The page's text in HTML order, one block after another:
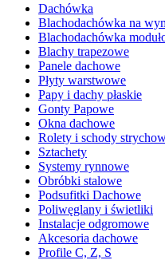
Dachówka
Blachodachówka na
Blachodachówka
Blachy trapezowe
Panele dachowe
Płyty warstwowe
Papy i dachy płaskie
Gonty Papowe
Okna dachowe
Rolety i schody
Sztachety
Systemy rynnowe
Obróbki stalowe
Podsufitki Dachowe
Poliwęglany i świetliki
Instalacje odgromowe
Akcesoria dachowe
Profile C, Z, S